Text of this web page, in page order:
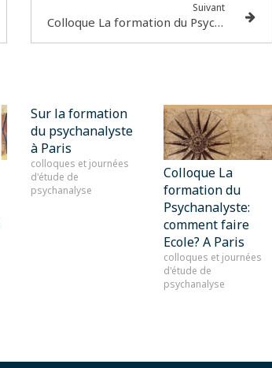
Suivant
Colloque La formation du Psychanalyste: comment faire Ecole? A Paris
Sur la formation
du psychanalyste
à Paris
colloques et journées
d'étude de
psychanalyse
Colloque La
formation du
Psychanalyste:
comment faire
Ecole? A Paris
colloques et journées
d'étude de
psychanalyse